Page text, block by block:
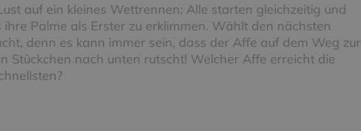
auf ein kleines Wettrennen: Alle starten gleichzeitig und
ihre Palme als Erster zu erklimmen. Wählt den nächsten
denn es kann immer sein, dass der Affe auf dem Weg zur
Stückchen nach unten rutscht! Welcher Affe erreicht die